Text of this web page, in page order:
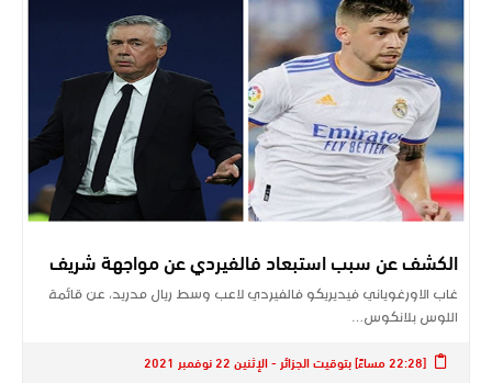
الكشف عن سبب استبعاد فالفيردي عن مواجهة شريف
غاب الاورغوياني فيديريكو فالفيردي لاعب وسط ريال مدريد، عن قائمة
اللوس بلانكوس…
[22:28 مساءً] بتوقيت الجزائر - الإثنين 22 نوفمبر 2021